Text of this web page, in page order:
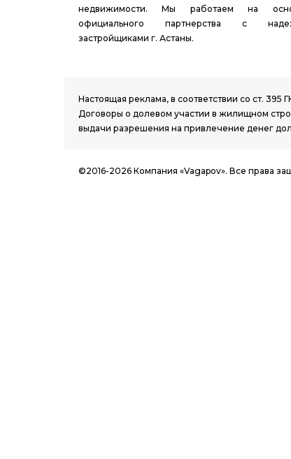
недвижимости. Мы работаем на
официального партнерства с
застройщиками г. Астаны.
Настоящая реклама, в соответствии со ст.
Договоры о долевом участии в жилищном
выдачи разрешения на привлечение денег
©2016-2026 Компания «Vagapov». Все права